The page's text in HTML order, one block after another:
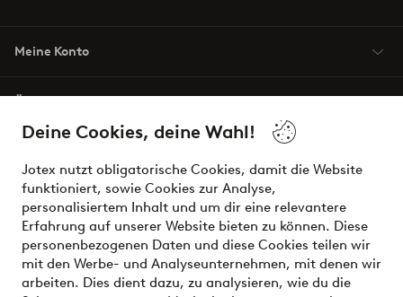
Deine Cookies, deine Wahl!
Jotex nutzt obligatorische Cookies, damit die Website
funktioniert, sowie Cookies zur Analyse,
personalisiertem Inhalt und um dir eine relevantere
Erfahrung auf unserer Website bieten zu können. Diese
personenbezogenen Daten und diese Cookies teilen wir
mit den Werbe- und Analyseunternehmen, mit denen wir
arbeiten. Dies dient dazu, zu analysieren, wie du die
Meine Konto
Bedingungen
Sichere Zahlungen - Jetzt bezahlen oder aufteilen